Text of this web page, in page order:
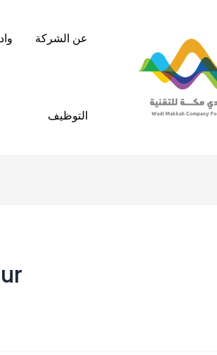
عن الشركة
التوظيف